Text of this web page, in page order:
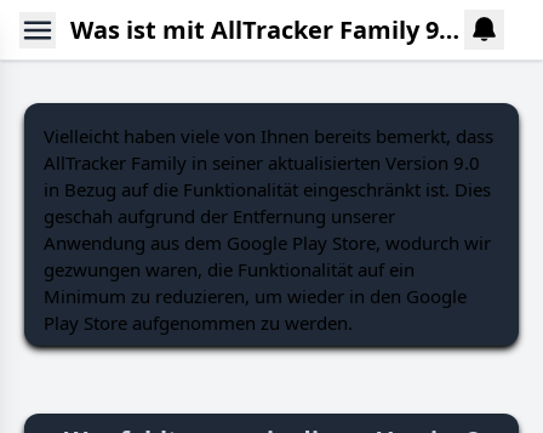
Was ist mit AllTracker Family 9.0 und höher passiert?
Vielleicht haben viele von Ihnen bereits bemerkt, dass
AllTracker Family in seiner aktualisierten Version 9.0
in Bezug auf die Funktionalität eingeschränkt ist. Dies
geschah aufgrund der Entfernung unserer
Anwendung aus dem Google Play Store, wodurch wir
gezwungen waren, die Funktionalität auf ein
Minimum zu reduzieren, um wieder in den Google
Play Store aufgenommen zu werden.